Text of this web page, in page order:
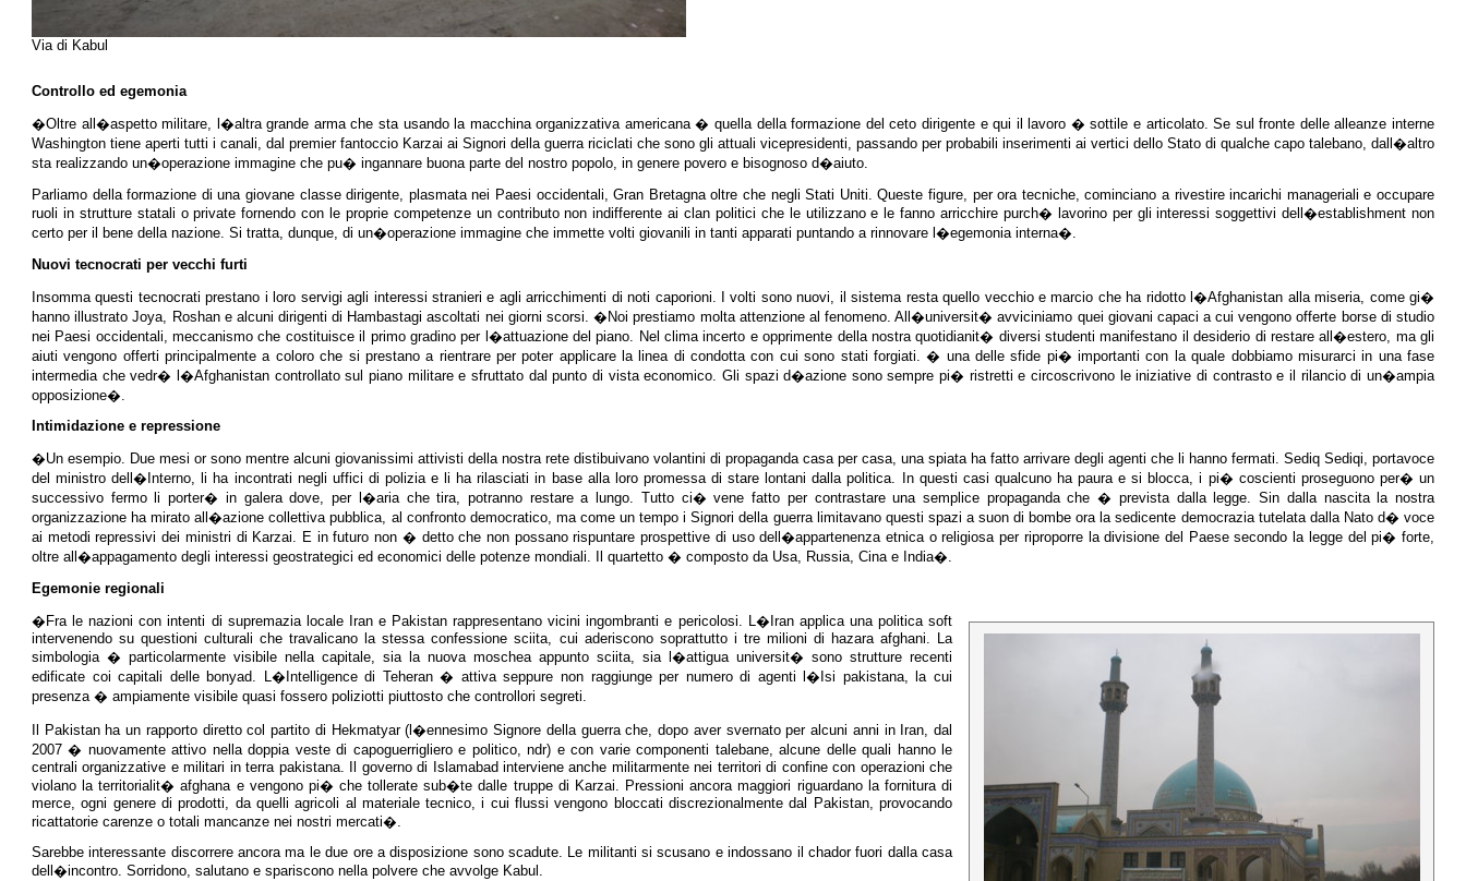
Via di Kabul
Controllo ed egemonia
�Oltre all�aspetto militare, l�altra grande arma che sta usando la macchina organizzativa americana � quella della formazione del ceto dirigente e qui il lavoro � sottile e articolato. Se sul fronte delle alleanze interne
Washington tiene aperti tutti i canali, dal premier fantoccio Karzai ai Signori della guerra riciclati che sono gli attuali vicepresidenti, passando per probabili inserimenti ai vertici dello Stato di qualche capo talebano, dall�altro
sta realizzando un�operazione immagine che pu� ingannare buona parte del nostro popolo, in genere povero e bisognoso d�aiuto.
Parliamo della formazione di una giovane classe dirigente, plasmata nei Paesi occidentali, Gran Bretagna oltre che negli Stati Uniti. Queste figure, per ora tecniche, cominciano a rivestire incarichi manageriali e occupare
ruoli in strutture statali o private fornendo con le proprie competenze un contributo non indifferente ai clan politici che le utilizzano e le fanno arricchire purch� lavorino per gli interessi soggettivi dell�establishment non
certo per il bene della nazione. Si tratta, dunque, di un�operazione immagine che immette volti giovanili in tanti apparati puntando a rinnovare l�egemonia interna�.
Nuovi tecnocrati per vecchi furti
Insomma questi tecnocrati prestano i loro servigi agli interessi stranieri e agli arricchimenti di noti caporioni. I volti sono nuovi, il sistema resta quello vecchio e marcio che ha ridotto l�Afghanistan alla miseria, come gi�
hanno illustrato Joya, Roshan e alcuni dirigenti di Hambastagi ascoltati nei giorni scorsi. �Noi prestiamo molta attenzione al fenomeno. All�universit� avviciniamo quei giovani capaci a cui vengono offerte borse di studio
nei Paesi occidentali, meccanismo che costituisce il primo gradino per l�attuazione del piano. Nel clima incerto e opprimente della nostra quotidianit� diversi studenti manifestano il desiderio di restare all�estero, ma gli
aiuti vengono offerti principalmente a coloro che si prestano a rientrare per poter applicare la linea di condotta con cui sono stati forgiati. � una delle sfide pi� importanti con la quale dobbiamo misurarci in una fase
intermedia che vedr� l�Afghanistan controllato sul piano militare e sfruttato dal punto di vista economico. Gli spazi d�azione sono sempre pi� ristretti e circoscrivono le iniziative di contrasto e il rilancio di un�ampia
opposizione�.
Intimidazione e repressione
�Un esempio. Due mesi or sono mentre alcuni giovanissimi attivisti della nostra rete distibuivano volantini di propaganda casa per casa, una spiata ha fatto arrivare degli agenti che li hanno fermati. Sediq Sediqi, portavoce
del ministro dell�Interno, li ha incontrati negli uffici di polizia e li ha rilasciati in base alla loro promessa di stare lontani dalla politica. In questi casi qualcuno ha paura e si blocca, i pi� coscienti proseguono per� un
successivo fermo li porter� in galera dove, per l�aria che tira, potranno restare a lungo. Tutto ci� vene fatto per contrastare una semplice propaganda che � prevista dalla legge. Sin dalla nascita la nostra
organizzazione ha mirato all�azione collettiva pubblica, al confronto democratico, ma come un tempo i Signori della guerra limitavano questi spazi a suon di bombe ora la sedicente democrazia tutelata dalla Nato d� voce
ai metodi repressivi dei ministri di Karzai. E in futuro non � detto che non possano rispuntare prospettive di uso dell�appartenenza etnica o religiosa per riproporre la divisione del Paese secondo la legge del pi� forte,
oltre all�appagamento degli interessi geostrategici ed economici delle potenze mondiali. Il quartetto � composto da Usa, Russia, Cina e India�.
Egemonie regionali
�Fra le nazioni con intenti di supremazia locale Iran e Pakistan rappresentano vicini ingombranti e pericolosi. L�Iran applica una politica soft
intervenendo su questioni culturali che travalicano la stessa confessione sciita, cui aderiscono soprattutto i tre milioni di hazara afghani. La
simbologia � particolarmente visibile nella capitale, sia la nuova moschea appunto sciita, sia l�attigua universit� sono strutture recenti
edificate coi capitali delle bonyad. L�Intelligence di Teheran � attiva seppure non raggiunge per numero di agenti l�Isi pakistana, la cui
presenza � ampiamente visibile quasi fossero poliziotti piuttosto che controllori segreti.
Il Pakistan ha un rapporto diretto col partito di Hekmatyar (l�ennesimo Signore della guerra che, dopo aver svernato per alcuni anni in Iran, dal
2007 � nuovamente attivo nella doppia veste di capoguerrigliero e politico, ndr) e con varie componenti talebane, alcune delle quali hanno le
centrali organizzative e militari in terra pakistana. Il governo di Islamabad interviene anche militarmente nei territori di confine con operazioni che
violano la territorialit� afghana e vengono pi� che tollerate sub�te dalle truppe di Karzai. Pressioni ancora maggiori riguardano la fornitura di
merce, ogni genere di prodotti, da quelli agricoli al materiale tecnico, i cui flussi vengono bloccati discrezionalmente dal Pakistan, provocando
ricattatorie carenze o totali mancanze nei nostri mercati�.
Sarebbe interessante discorrere ancora ma le due ore a disposizione sono scadute. Le militanti si scusano e indossano il chador fuori dalla casa
dell�incontro. Sorridono, salutano e spariscono nella polvere che avvolge Kabul.